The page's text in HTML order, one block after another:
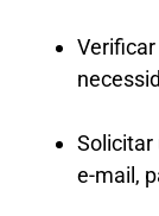
Solicitar
e-mail,